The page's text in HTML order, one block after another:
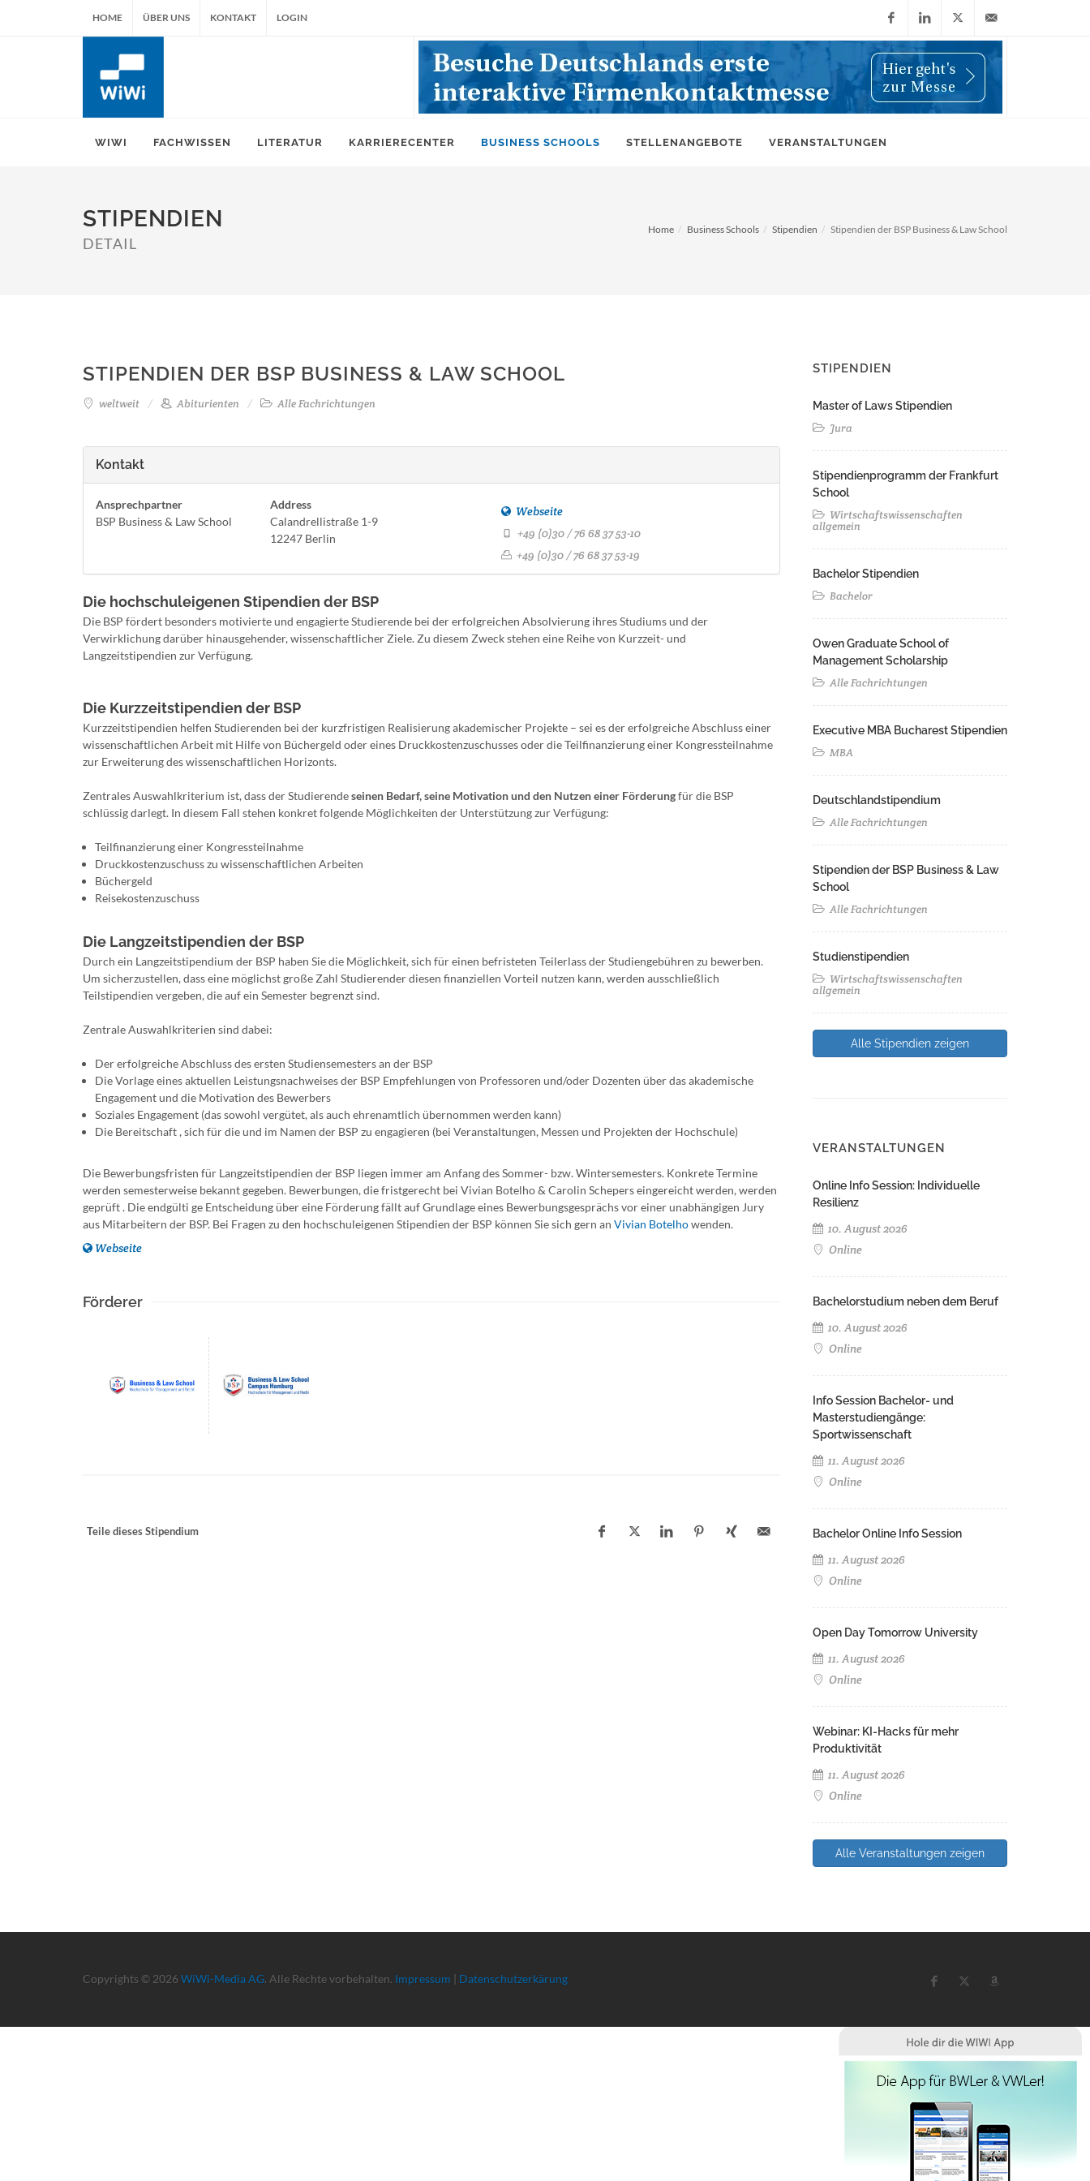
HOME ÜBER UNS KONTAKT LOGIN
FacebookLinkedIn
X
(Twitter)
info@wiwi-
WIWI FACHWISSEN LITERATUR KARRIERECENTER BUSINESS SCHOOLS STELLENANGEBOTE VERANSTALTUNGEN
STIPENDIEN
DETAIL
Home Business Schools Stipendien Stipendien der BSP Business & Law School
STIPENDIEN DER BSP BUSINESS & LAW SCHOOL
weltweit Abiturienten Alle Fachrichtungen
Kontakt
Ansprechpartner
BSP Business & Law School
Address
Calandrellistraße 1-9
12247 Berlin
Webseite
+49 (0)30 / 76 68 37 53-10
+49 (0)30 / 76 68 37 53-19
Die hochschuleigenen Stipendien der BSP
Die BSP fördert besonders motivierte und engagierte Studierende bei der erfolgreichen Absolvierung ihres Studiums und der
Verwirklichung darüber hinausgehender, wissenschaftlicher Ziele. Zu diesem Zweck stehen eine Reihe von Kurzzeit- und
Langzeitstipendien zur Verfügung.
Die Kurzzeitstipendien der BSP
Kurzzeitstipendien helfen Studierenden bei der kurzfristigen Realisierung akademischer Projekte – sei es der erfolgreiche Abschluss einer
wissenschaftlichen Arbeit mit Hilfe von Büchergeld oder eines Druckkostenzuschusses oder die Teilfinanzierung einer Kongressteilnahme
zur Erweiterung des wissenschaftlichen Horizonts.
Zentrales Auswahlkriterium ist, dass der Studierendeseinen Bedarf, seine Motivation und den Nutzen einer Förderungfür die BSP
schlüssig darlegt. In diesem Fall stehen konkret folgende Möglichkeiten der Unterstützung zur Verfügung:
Teilfinanzierung einer Kongressteilnahme
Druckkostenzuschuss zu wissenschaftlichen Arbeiten
Büchergeld
Reisekostenzuschuss
Die Langzeitstipendien der BSP
Durch ein Langzeitstipendium der BSP haben Sie die Möglichkeit, sich für einen befristeten Teilerlass der Studiengebühren zu bewerben.
Um sicherzustellen, dass eine möglichst große Zahl Studierender diesen finanziellen Vorteil nutzen kann, werden ausschließlich
Teilstipendien vergeben, die auf ein Semester begrenzt sind.
Zentrale Auswahlkriterien sind dabei:
Der erfolgreiche Abschluss des ersten Studiensemesters an der BSP
Die Vorlage eines aktuellen Leistungsnachweises der BSP Empfehlungen von Professoren und/oder Dozenten über das akademische
Engagement und die Motivation des Bewerbers
Soziales Engagement (das sowohl vergütet, als auch ehrenamtlich übernommen werden kann)
Die Bereitschaft , sich für die und im Namen der BSP zu engagieren (bei Veranstaltungen, Messen und Projekten der Hochschule)
Die Bewerbungsfristen für Langzeitstipendien der BSP liegen immer am Anfang des Sommer- bzw. Wintersemesters. Konkrete Termine
werden semesterweise bekannt gegeben. Bewerbungen, die fristgerecht bei Vivian Botelho & Carolin Schepers eingereicht werden, werden
geprüft . Die endgülti ge Entscheidung über eine Förderung fällt auf Grundlage eines Bewerbungsgesprächs vor einer unabhängigen Jury
aus Mitarbeitern der BSP. Bei Fragen zu den hochschuleigenen Stipendien der BSP können Sie sich gern an Vivian Botelhowenden.
Webseite
Förderer
Teile dieses Stipendium
STIPENDIEN
Master of Laws Stipendien
Jura
Stipendienprogramm der Frankfurt
School
Wirtschaftswissenschaften
allgemein
Bachelor Stipendien
Bachelor
Owen Graduate School of
Management Scholarship
Alle Fachrichtungen
Executive MBA Bucharest Stipendien
MBA
Deutschlandstipendium
Alle Fachrichtungen
Stipendien der BSP Business & Law
School
Alle Fachrichtungen
Studienstipendien
Wirtschaftswissenschaften
allgemein
Alle Stipendien zeigen
VERANSTALTUNGEN
Online Info Session: Individuelle
Resilienz
10. August 2026
Online
Bachelorstudium neben dem Beruf
10. August 2026
Online
Info Session Bachelor- und
Masterstudiengänge:
Sportwissenschaft
11. August 2026
Online
Bachelor Online Info Session
11. August 2026
Online
Open Day Tomorrow University
11. August 2026
Online
Webinar: KI-Hacks für mehr
Produktivität
11. August 2026
Online
Alle Veranstaltungen zeigen
Copyrights © 2026 WiWi-Media AG. Alle Rechte vorbehalten. Impressum | Datenschutzerkärung